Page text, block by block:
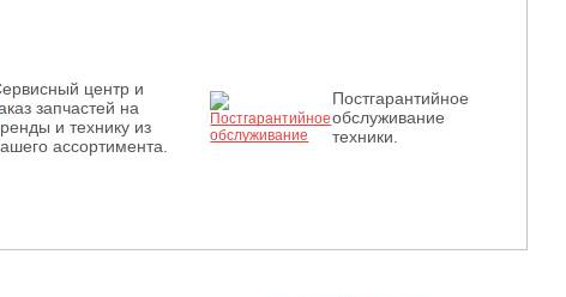
центр и
запчастей на
и технику из
ассортимента.
Постгарантийное
обслуживание
техники.